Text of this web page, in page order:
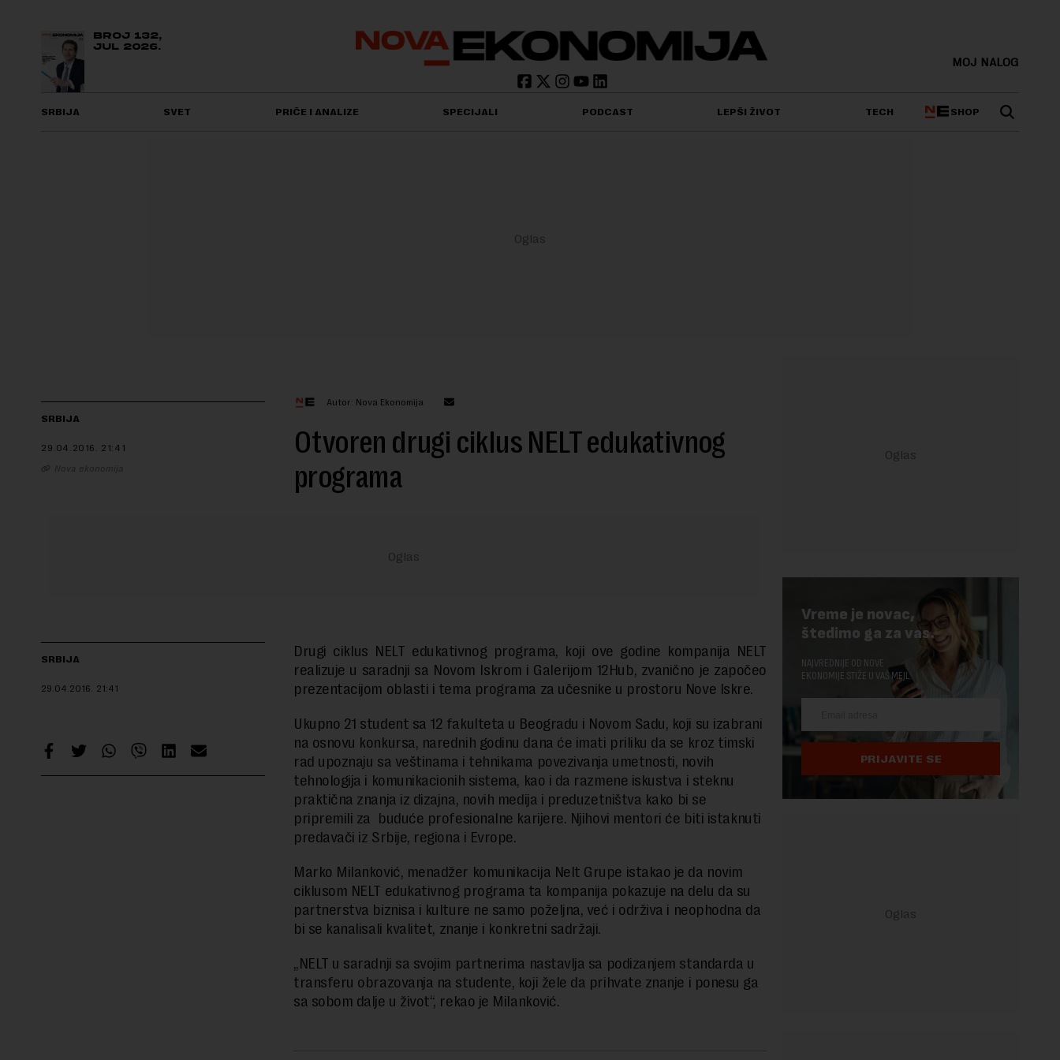
BROJ 132,
JUL 2026.
MOJ NALOG
SRBIJA SVET PRIČE I ANALIZE SPECIJALI PODCAST LEPŠI ŽIVOT TECH SHOP
SRBIJA
29.04.2016. 21:41
Nova ekonomija
Autor: Nova Ekonomija
Otvoren drugi ciklus NELT edukativnog
programa
SRBIJA
29.04.2016. 21:41
Drugi ciklus NELT edukativnog programa, koji ove godine kompanija NELT
realizuje u saradnji sa Novom Iskrom i Galerijom 12Hub, zvanično je započeo
prezentacijom oblasti i tema programa za učesnike u prostoru Nove Iskre.
Ukupno 21 student sa 12 fakulteta u Beogradu i Novom Sadu, koji su izabrani
na osnovu konkursa, narednih godinu dana će imati priliku da se kroz timski
rad upoznaju sa veštinama i tehnikama povezivanja umetnosti, novih
tehnologija i komunikacionih sistema, kao i da razmene iskustva i steknu
praktična znanja iz dizajna, novih medija i preduzetništva kako bi se
pripremili za buduće profesionalne karijere. Njihovi mentori će biti istaknuti
predavači iz Srbije, regiona i Evrope.
Marko Milanković, menadžer komunikacija Nelt Grupe istakao je da novim
ciklusom NELT edukativnog programa ta kompanija pokazuje na delu da su
partnerstva biznisa i kulture ne samo poželjna, već i održiva i neophodna da
bi se kanalisali kvalitet, znanje i konkretni sadržaji.
„NELT u saradnji sa svojim partnerima nastavlja sa podizanjem standarda u
transferu obrazovanja na studente, koji žele da prihvate znanje i ponesu ga
sa sobom dalje u život“, rekao je Milanković.
Vreme je novac,
štedimo ga za vas.
NAJVREDNIJE OD NOVE
EKONOMIJE STIŽE U VAŠ MEJL.
PRIJAVITE SE